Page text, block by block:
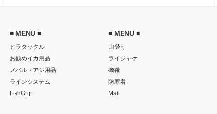
■ MENU ■
ヒラタックル
お勧めイカ用品
メバル・アジ用品
ラインシステム
FishGrip
■ MENU ■
山登り
ライジャケ
磯靴
防寒着
Mail